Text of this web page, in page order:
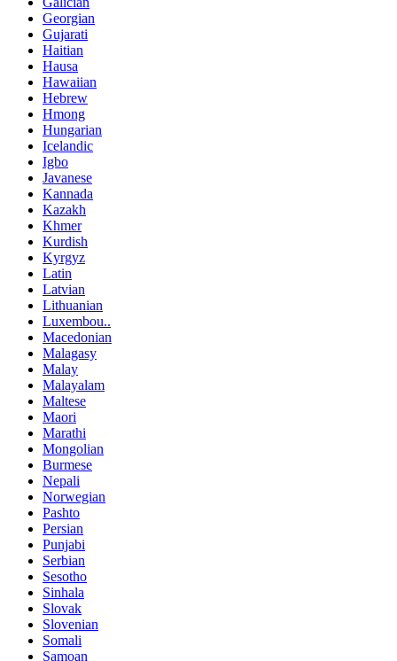
Georgian
Gujarati
Haitian
Hausa
Hawaiian
Hebrew
Hmong
Hungarian
Icelandic
Igbo
Javanese
Kannada
Kazakh
Khmer
Kurdish
Kyrgyz
Latin
Latvian
Lithuanian
Luxembou..
Macedonian
Malagasy
Malay
Malayalam
Maltese
Maori
Marathi
Mongolian
Burmese
Nepali
Norwegian
Pashto
Persian
Punjabi
Serbian
Sesotho
Sinhala
Slovak
Slovenian
Somali
Samoan